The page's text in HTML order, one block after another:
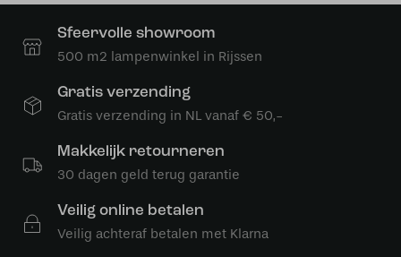
Sfeervolle showroom
500 m2 lampenwinkel in Rijssen
Gratis verzending
Gratis verzending in NL vanaf € 50,-
Makkelijk retourneren
30 dagen geld terug garantie
Veilig online betalen
Veilig achteraf betalen met Klarna